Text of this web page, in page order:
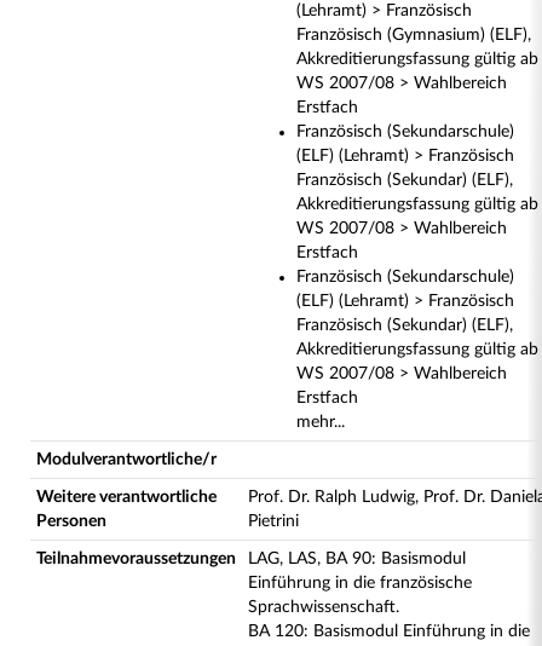
(Lehramt) > Französisch
Französisch (Gymnasium) (ELF),
Akkreditierungsfassung gültig ab
WS 2007/08 > Wahlbereich
Erstfach
Französisch (Sekundarschule)
(ELF) (Lehramt) > Französisch
Französisch (Sekundar) (ELF),
Akkreditierungsfassung gültig ab
WS 2007/08 > Wahlbereich
Erstfach
Französisch (Sekundarschule)
(ELF) (Lehramt) > Französisch
Französisch (Sekundar) (ELF),
Akkreditierungsfassung gültig ab
WS 2007/08 > Wahlbereich
Erstfach
mehr...
Modulverantwortliche/r
Weitere verantwortliche
Personen
Prof. Dr. Ralph Ludwig, Prof. Dr.
Pietrini
Teilnahmevoraussetzungen
LAG, LAS, BA 90: Basismodul
Einführung in die französische
Sprachwissenschaft.
BA 120: Basismodul Einführung in die